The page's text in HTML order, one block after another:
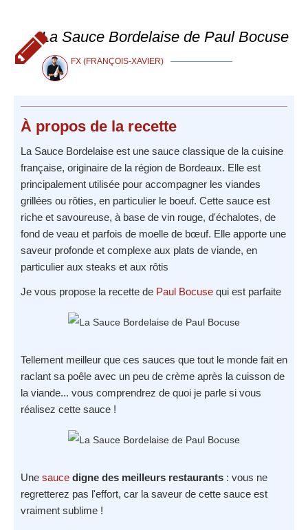
La Sauce Bordelaise de Paul Bocuse
FX (FRANÇOIS-XAVIER)
À propos de la recette
La Sauce Bordelaise est une sauce classique de la cuisine
française, originaire de la région de Bordeaux. Elle est
principalement utilisée pour accompagner les viandes
grillées ou rôties, en particulier le boeuf. Cette sauce est
riche et savoureuse, à base de vin rouge, d'échalotes, de
fond de veau et parfois de moelle de bœuf. Elle apporte une
saveur profonde et complexe aux plats de viande, en
particulier aux steaks et aux rôtis
Je vous propose la recette de Paul Bocuse qui est parfaite
Tellement meilleur que ces sauces que tout le monde fait en
raclant sa poêle avec un peu de crème après la cuisson de
la viande... vous comprendrez de quoi je parle si vous
réalisez cette sauce !
Une sauce digne des meilleurs restaurants : vous ne
regretterez pas l'effort, car la saveur de cette sauce est
vraiment sublime !